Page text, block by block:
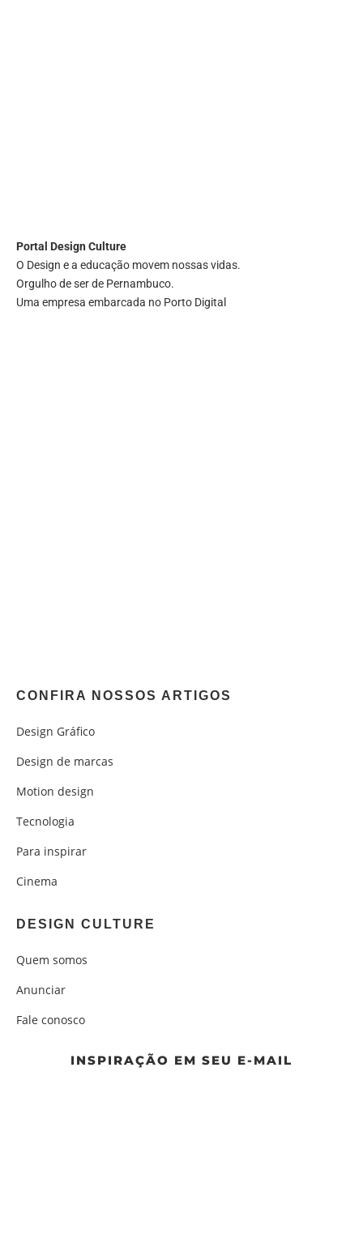
Portal Design Culture
O Design e a educação movem nossas vidas.
Orgulho de ser de Pernambuco.
Uma empresa embarcada no Porto Digital
CONFIRA NOSSOS ARTIGOS
Design Gráfico
Design de marcas
Motion design
Tecnologia
Para inspirar
Cinema
DESIGN CULTURE
Quem somos
Anunciar
Fale conosco
INSPIRAÇÃO EM SEU E-MAIL